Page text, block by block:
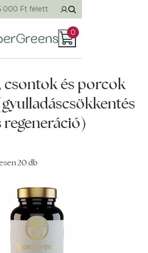
000 Ft felett
0
csontok és porcok
regeneráció)
20 db